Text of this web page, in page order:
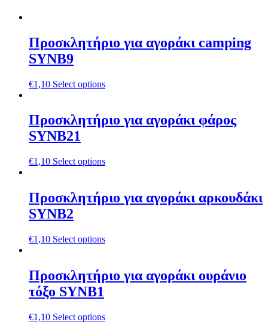
Προσκλητήριο για αγοράκι camping
SYNΒ9
€1,10 Select options
Προσκλητήριο για αγοράκι φάρος
SYNΒ21
€1,10 Select options
Προσκλητήριο για αγοράκι αρκουδάκι
SYNΒ2
€1,10 Select options
Προσκλητήριο για αγοράκι oυράνιο
τόξο SYNΒ1
€1,10 Select options